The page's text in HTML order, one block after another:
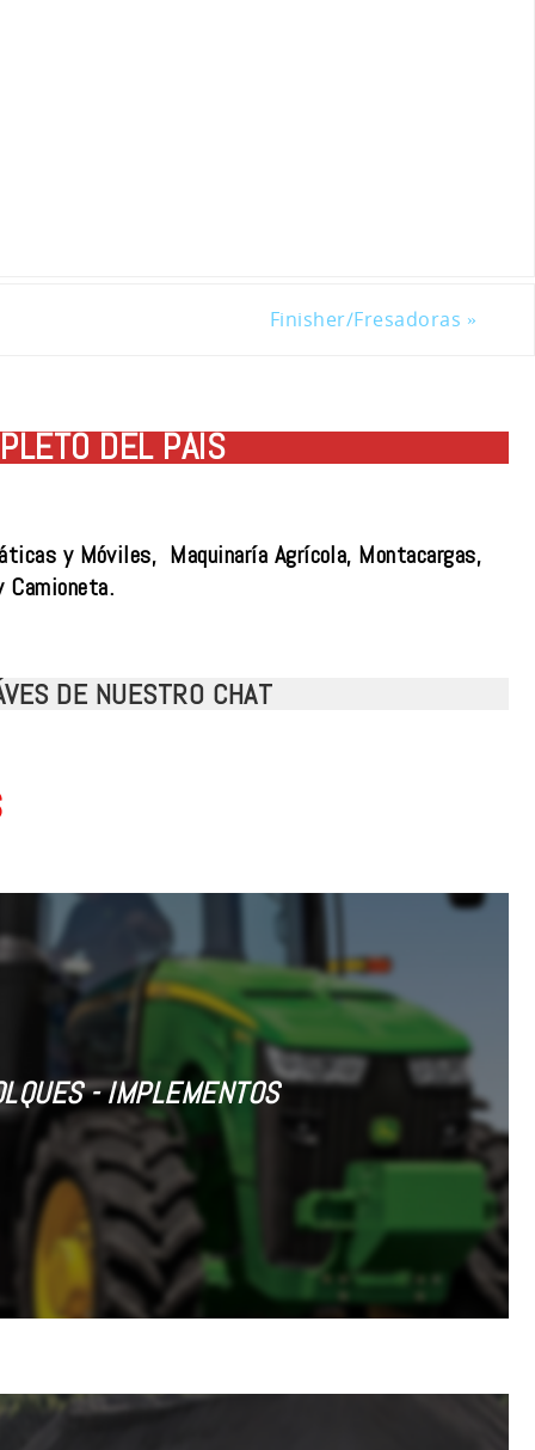
Finisher/Fresadoras »
DEL PAÍS
y Móviles, Maquinaría Agrícola, Montacargas,
Camioneta.
DE NUESTRO CHAT
- IMPLEMENTOS